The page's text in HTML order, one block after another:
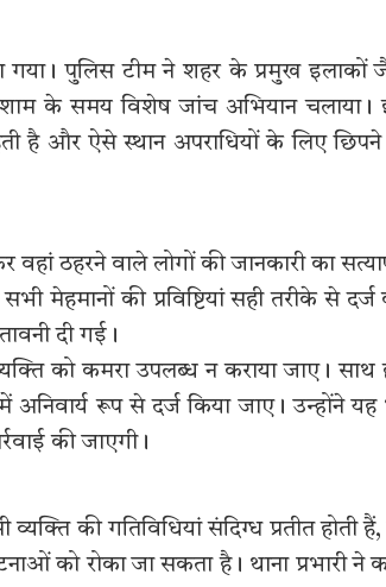
गया। पुलिस टीम ने शहर के प्रमुख इलाकों
के समय विशेष जांच अभियान चलाया।
है और ऐसे स्थान अपराधियों के लिए
वहां ठहरने वाले लोगों की जानकारी का
मेहमानों की प्रविष्टियां सही तरीके से दर्ज
दी गई।
को कमरा उपलब्ध न कराया जाए। साथ
अनिवार्य रूप से दर्ज किया जाए। उन्होंने यह
की जाएगी।
की गतिविधियां संदिग्ध प्रतीत होती हैं,
को रोका जा सकता है। थाना प्रभारी ने